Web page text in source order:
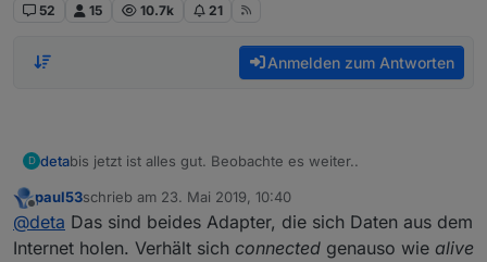
52
15 10.7k 21
Anmelden zum Antworten
D detabis jetzt ist alles gut. Beobachte es weiter..
Offline
paul53schrieb am 23. Mai 2019, 10:40
zuletzt editiert von
@deta Das sind beides Adapter, die sich Daten aus dem
Internet holen. Verhält sich connected genauso wie alive